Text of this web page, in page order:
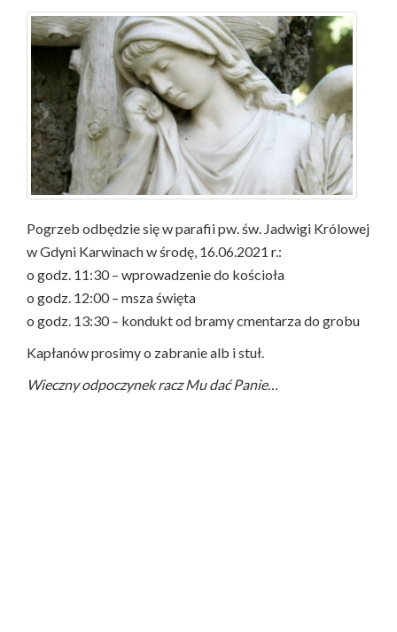
Pogrzeb odbędzie się w parafii pw. św. Jadwigi Królowej
w Gdyni Karwinach w środę, 16.06.2021 r.:
o godz. 11:30 – wprowadzenie do kościoła
o godz. 12:00 – msza święta
o godz. 13:30 – kondukt od bramy cmentarza do grobu
Kapłanów prosimy o zabranie alb i stuł.
Wieczny odpoczynek racz Mu dać Panie…